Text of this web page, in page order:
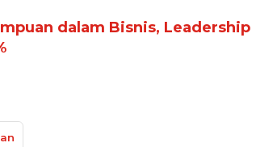
dalam Bisnis, Leadership